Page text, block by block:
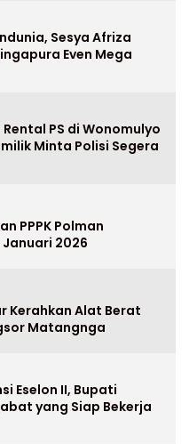
Sesya Afriza
Even Mega
PS di Wonomulyo
Minta Polisi Segera
PPPK Polman
2026
Kerahkan Alat Berat
Matangnga
Eselon II, Bupati
yang Siap Bekerja